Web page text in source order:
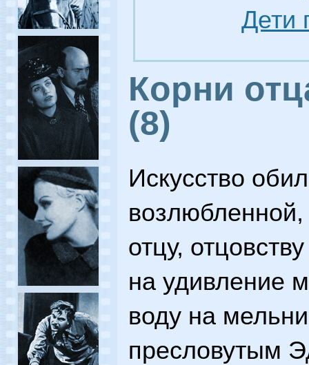
Дети
Корни
(8)
Искусство
отцу,
на удивление
воду на
пресловутым